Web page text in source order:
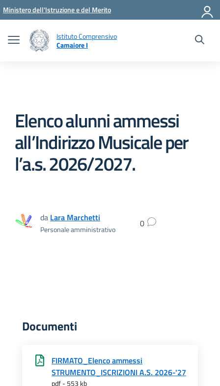
Vai ai contenuti
Vai al menu di navigazione
Vai al footer
Ministero dell'Istruzione e del Merito
Istituto Comprensivo
Camaiore I
Elenco alunni ammessi
all’Indirizzo Musicale per
l’a.s. 2026/2027.
da Lara Marchetti
Personale amministrativo 0
Documenti
FIRMATO_Elenco ammessi
STRUMENTO_ISCRIZIONI A.S. 2026-'27
pdf - 553 kb